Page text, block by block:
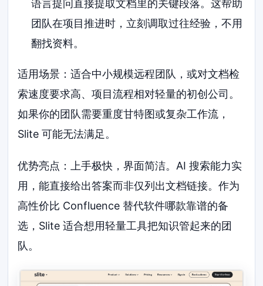
语言提问直接提取文档里的关键段落。这帮助
团队在项目推进时，立刻调取过往经验，不用
翻找资料。
适用场景：适合中小规模远程团队，或对文档检
索速度要求高、项目流程相对轻量的初创公司。
如果你的团队需要重度甘特图或复杂工作流，
Slite 可能无法满足。
优势亮点：上手极快，界面简洁。AI 搜索能力实
用，能直接给出答案而非仅列出文档链接。作为
高性价比 Confluence 替代软件哪款靠谱的备
选，Slite 适合想用轻量工具把知识管起来的团
队。